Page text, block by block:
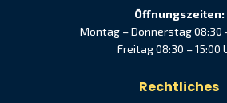
Öffnungszeiten:
Montag – Donnerstag 08:30
Freitag 08:30 – 15:00
Rechtliches